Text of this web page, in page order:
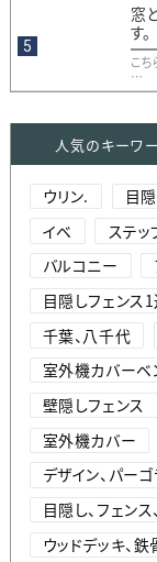
窓
す。
こ
…
人気のキーワ
ウリン. 目
イベ
ステ
バルコニー
目隠しフェンス
千葉、八千代
室外機カバーベ
壁隠しフェンス
室外機カバー
デザイン、パー
目隠し、フェン
ウッドデッキ、鉄